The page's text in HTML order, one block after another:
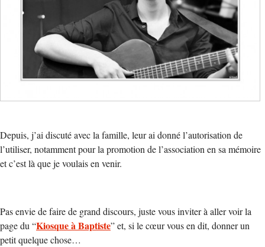
Depuis, j’ai discuté avec la famille, leur ai donné l’autorisation de
l’utiliser, notamment pour la promotion de l’association en sa mémoire
et c’est là que je voulais en venir.
Pas envie de faire de grand discours, juste vous inviter à aller voir la
page du “Kiosque à Baptiste” et, si le cœur vous en dit, donner un
petit quelque chose…